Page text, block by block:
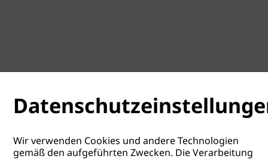
Wir verwenden Cookies und andere Technologien
gemäß den aufgeführten Zwecken. Die Verarbeitung